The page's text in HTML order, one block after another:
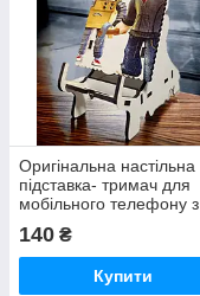
Оригінальна настільна
підставка- тримач для
мобільного телефону з
малюнком
140 ₴
Купити